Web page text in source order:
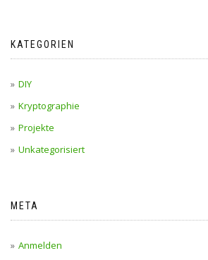
KATEGORIEN
DIY
Kryptographie
Projekte
Unkategorisiert
META
Anmelden